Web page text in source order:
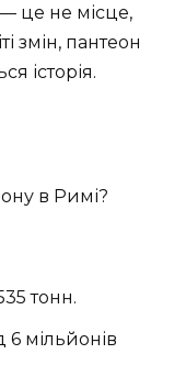
це не місце,
змін, пантеон
історія.
в Римі?
тонн.
6 мільйонів